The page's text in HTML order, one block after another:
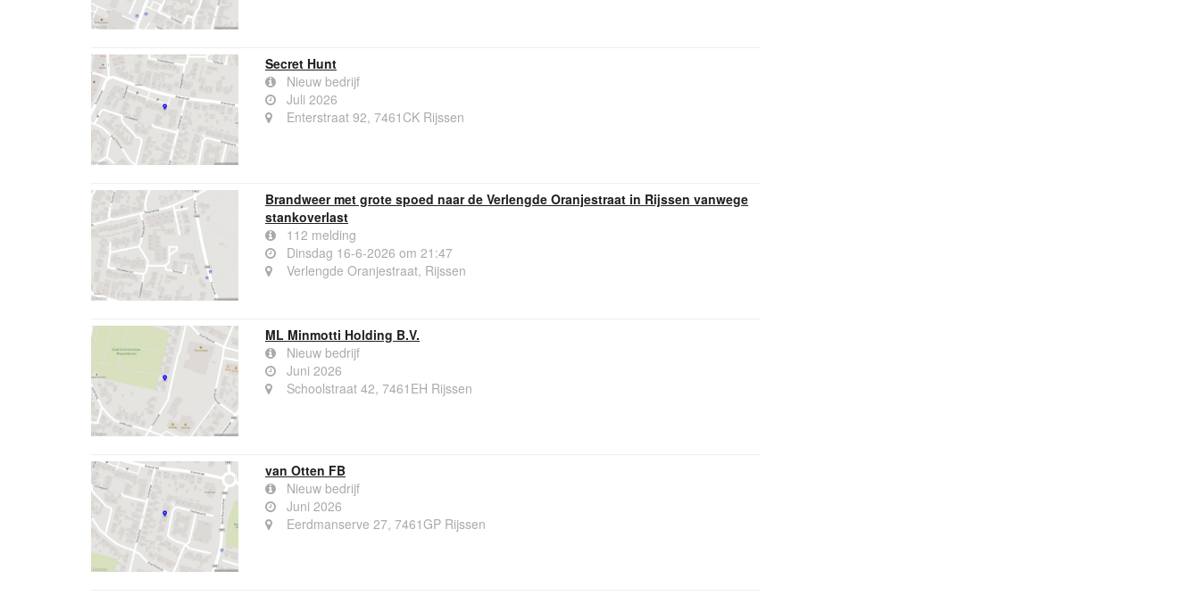
Secret Hunt
Nieuw bedrijf
Juli 2026
Enterstraat 92, 7461CK Rijssen
Brandweer met grote spoed naar de Verlengde Oranjestraat in Rijssen vanwege
stankoverlast
112 melding
Dinsdag 16-6-2026 om 21:47
Verlengde Oranjestraat, Rijssen
ML Minmotti Holding B.V.
Nieuw bedrijf
Juni 2026
Schoolstraat 42, 7461EH Rijssen
van Otten FB
Nieuw bedrijf
Juni 2026
Eerdmanserve 27, 7461GP Rijssen